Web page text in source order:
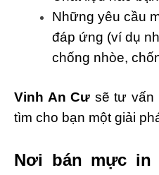
Những yêu cầu
đáp ứng (ví dụ
chống nhòe,
Vinh An Cư sẽ tư vấn
tìm cho bạn một giải
Nơi bán mực in